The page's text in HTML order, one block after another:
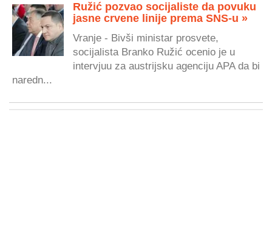
Ružić pozvao socijaliste da povuku
jasne crvene linije prema SNS-u »
Vranje - Bivši ministar prosvete,
socijalista Branko Ružić ocenio je u
intervjuu za austrijsku agenciju APA da bi
naredn...